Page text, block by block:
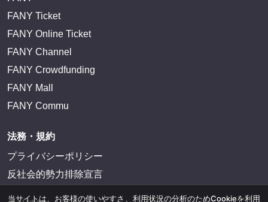
FANY Ticket
FANY Online Ticket
FANY Channel
FANY Crowdfunding
FANY Mall
FANY Commu
法務・規約
プライバシーポリシー
反社会的勢力排除宣言
当サイトは、お客様の使いやすさ、利用状況の分析のためCookieを利用